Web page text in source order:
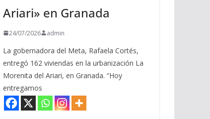
Ariari» en Granada
24/07/2026 admin
La gobernadora del Meta, Rafaela Cortés,
entregó 162 viviendas en la urbanización La
Morenita del Ariari, en Granada. “Hoy
entregamos